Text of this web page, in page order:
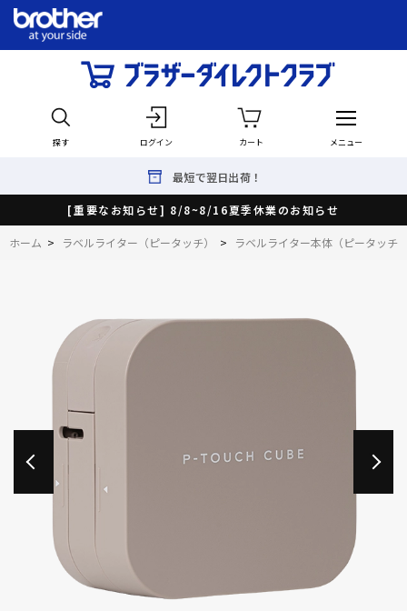
探す ログイン カート メニュー
最短で翌日出荷！
[重要なお知らせ] 8/8~8/16夏季休業のお知らせ
ホーム > ラベルライター（ピータッチ） > ラベルライター本体（ピータッチ